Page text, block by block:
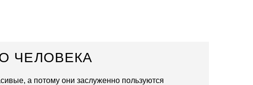
ЧЕЛОВЕКА
а потому они заслуженно пользуются